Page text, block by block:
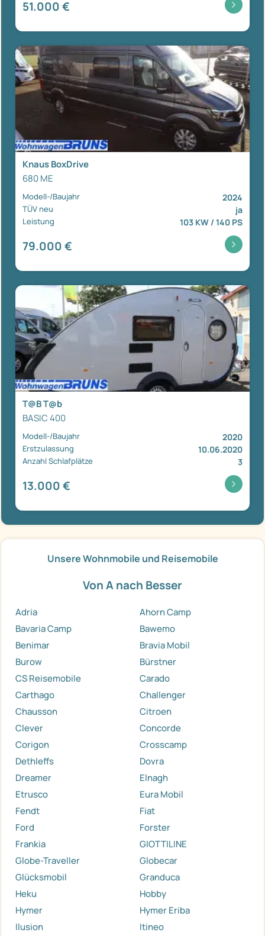
51.000 €
Knaus BoxDrive
680 ME
Modell-/Baujahr 2024
TÜV neu ja
Leistung 103 KW / 140 PS
79.000 €
T@B T@b
BASIC 400
Modell-/Baujahr 2020
Erstzulassung 10.06.2020
Anzahl Schlafplätze 3
13.000 €
Unsere Wohnmobile und Reisemobile
Von A nach Besser
Adria
Ahorn Camp
Bavaria Camp
Bawemo
Benimar
Bravia Mobil
Burow
Bürstner
CS Reisemobile
Carado
Carthago
Challenger
Chausson
Citroen
Clever
Concorde
Corigon
Crosscamp
Dethleffs
Dovra
Dreamer
Elnagh
Etrusco
Eura Mobil
Fendt
Fiat
Ford
Forster
Frankia
GIOTTILINE
Globe-Traveller
Globecar
Glücksmobil
Granduca
Heku
Hobby
Hymer
Hymer Eriba
Ilusion
Itineo